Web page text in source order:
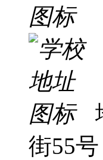
街55